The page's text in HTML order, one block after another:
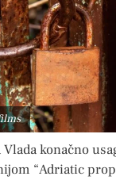
konačno
“Adriatic